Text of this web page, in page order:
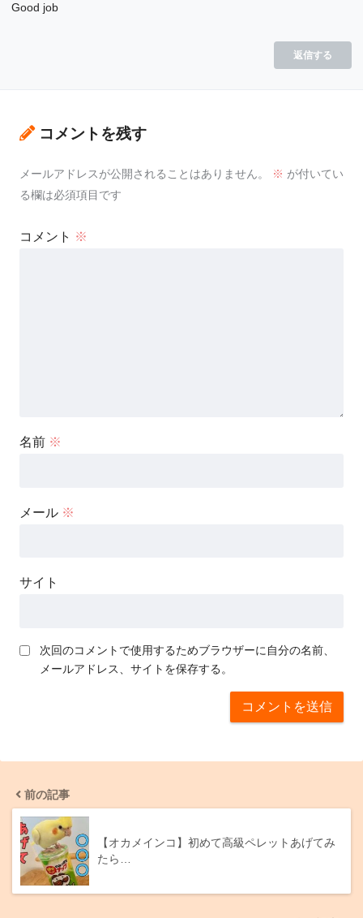
Good job
返信する
コメントを残す
メールアドレスが公開されることはありません。 ※ が付いてい
る欄は必須項目です
コメント ※
名前 ※
メール ※
サイト
次回のコメントで使用するためブラウザーに自分の名前、
メールアドレス、サイトを保存する。
前の記事
【オカメインコ】初めて高級ペレットあげてみ
たら…